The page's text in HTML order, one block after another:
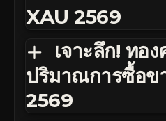
XAU 2569
เจาะลึก! ทอ
ปริมาณการซื้อข
2569